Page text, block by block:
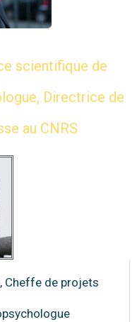
scientifique de
Directrice de
au CNRS
Cheffe de projets